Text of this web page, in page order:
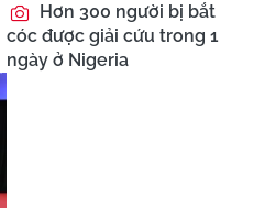
Hơn 300 người bị bắt
cóc được giải cứu trong 1
ngày ở Nigeria